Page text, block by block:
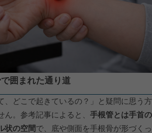
囲まれた通り道
、どこで起きているの？」と疑問に思う方
ん。参考記事によると、 手根管とは手首の
状の空間で、底や側面を手根骨が形づくっ